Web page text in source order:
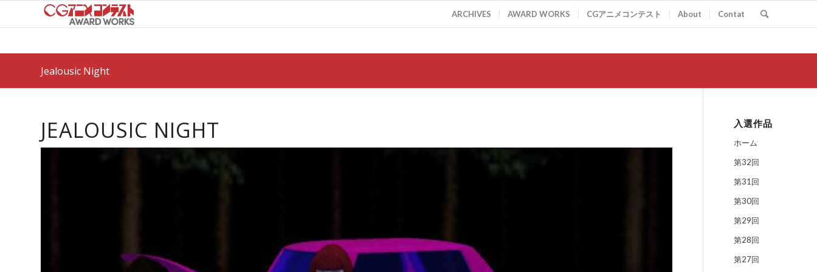
ARCHIVES AWARD WORKS CGアニメコンテスト About Contat
Jealousic Night
JEALOUSIC NIGHT 入選作品
ホーム
第32回
第31回
第30回
第29回
第28回
第27回